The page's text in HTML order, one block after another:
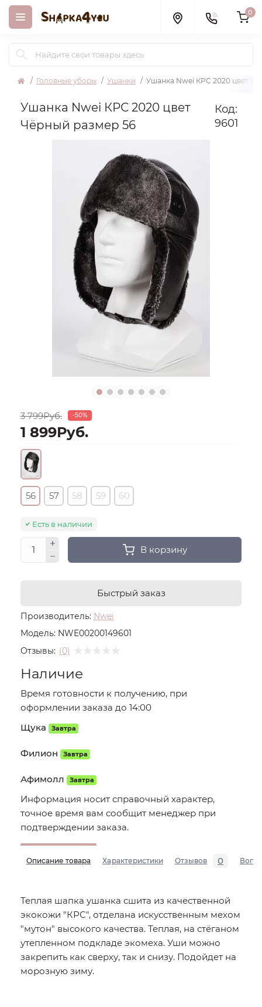
0
Головные уборы Ушанки Ушанка Nwei КРС 2020 цвет
Ушанка Nwei КРС 2020 цвет
Чёрный размер 56
Код:
9601
Производитель: Nwei
Модель: NWE00200149601
Отзывы: (0)
3 799Руб. -50%
1 899Руб.
56 57 58 59 60
Есть в наличии
В корзину
Быстрый заказ
Наличие
Время готовности к получению, при
оформлении заказа до 14:00
Щука
Завтра
Филион Завтра
Афимолл Завтра
Информация носит справочный характер,
точное время вам сообщит менеджер при
подтверждении заказа.
Описание товара Характеристики Отзывов 0
Теплая шапка ушанка сшита из качественной
экокожи "КРС", отделана искусственным мехом
"мутон" высокого качества. Теплая, на стёганом
утепленном подкладе экомеха. Уши можно
закрепить как сверху, так и снизу. Подойдет на
морозную зиму.